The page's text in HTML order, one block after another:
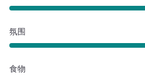
氛围
食物